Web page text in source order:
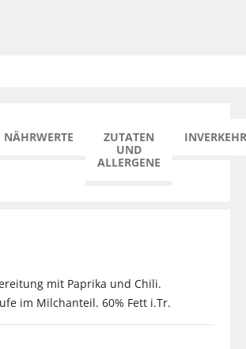
NÄHRWERTE
ZUTATEN
UND
ALLERGENE
mit Paprika und Chili.
im Milchanteil. 60% Fett i.Tr.